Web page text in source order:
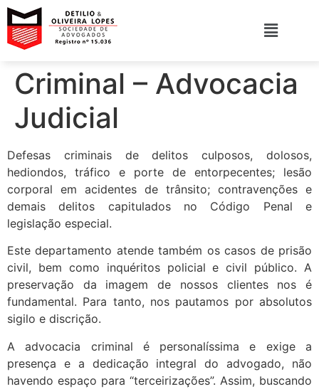
Criminal – Advocacia
Judicial
Defesas criminais de delitos culposos, dolosos,
hediondos, tráfico e porte de entorpecentes; lesão
corporal em acidentes de trânsito; contravenções e
demais delitos capitulados no Código Penal e
legislação especial.
Este departamento atende também os casos de prisão
civil, bem como inquéritos policial e civil público. A
preservação da imagem de nossos clientes nos é
fundamental. Para tanto, nos pautamos por absolutos
sigilo e discrição.
A advocacia criminal é personalíssima e exige a
presença e a dedicação integral do advogado, não
havendo espaço para “terceirizações”. Assim, buscando